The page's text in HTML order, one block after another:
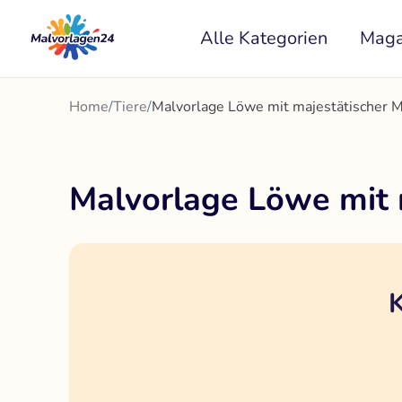
Inhalt
springen
Alle Kategorien
Home/Tiere/Malvorlage Löwe mit majestätischer
Malvorlage Löwe mit